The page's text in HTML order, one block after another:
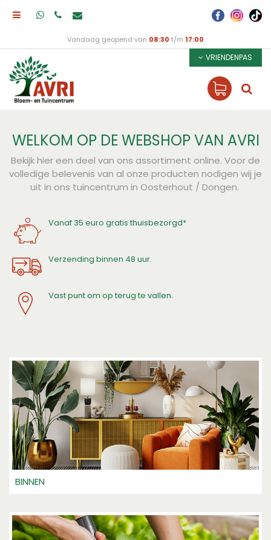
Vandaag geopend van 08:30 t/m 17:00
VRIENDENPAS
WELKOM OP DE WEBSHOP VAN AVRI
Bekijk hier een deel van ons assortiment online. Voor de
volledige belevenis van al onze producten nodigen wij je
uit in ons tuincentrum in Oosterhout / Dongen.
Vanaf 35 euro gratis thuisbezorgd*
Verzending binnen 48 uur.
Vast punt om op terug te vallen.
BINNEN